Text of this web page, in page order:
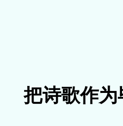
把诗歌作为